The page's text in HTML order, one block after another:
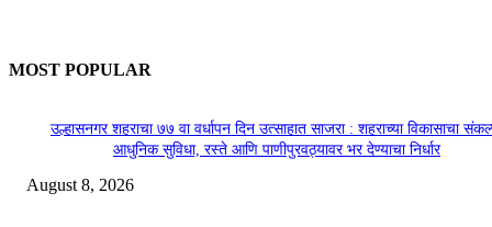
MOST POPULAR
उल्हासनगर शहराचा ७७ वा वर्धापन दिन उत्साहात साजरा : शहराच्या विकासाचा
आधुनिक सुविधा, रस्ते आणि पाणीपुरवठ्यावर भर देण्याचा निर्धार
August 8, 2026